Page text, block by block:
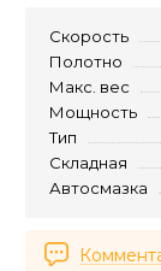
Скорость
Полотно
Макс. вес
Мощность
Тип
Складная
Автосмазка